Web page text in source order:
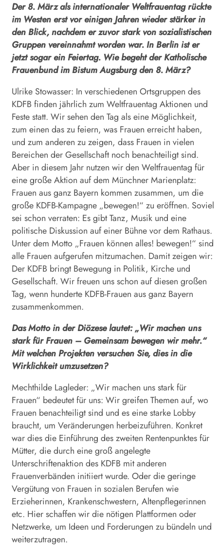
Der 8. März als internationaler Weltfrauentag rückte
im Westen erst vor einigen Jahren wieder stärker in
den Blick, nachdem er zuvor stark von sozialistischen
Gruppen vereinnahmt worden war. In Berlin ist er
jetzt sogar ein Feiertag. Wie begeht der Katholische
Frauenbund im Bistum Augsburg den 8. März?
Ulrike Stowasser: In verschiedenen Ortsgruppen des
KDFB finden jährlich zum Weltfrauentag Aktionen und
Feste statt. Wir sehen den Tag als eine Möglichkeit,
zum einen das zu feiern, was Frauen erreicht haben,
und zum anderen zu zeigen, dass Frauen in vielen
Bereichen der Gesellschaft noch benachteiligt sind.
Aber in diesem Jahr nutzen wir den Weltfrauentag für
eine große Aktion auf dem Münchner Marienplatz:
Frauen aus ganz Bayern kommen zusammen, um die
große KDFB-Kampagne „bewegen!“ zu eröffnen. Soviel
sei schon verraten: Es gibt Tanz, Musik und eine
politische Diskussion auf einer Bühne vor dem Rathaus.
Unter dem Motto „Frauen können alles! bewegen!“ sind
alle Frauen aufgerufen mitzumachen. Damit zeigen wir:
Der KDFB bringt Bewegung in Politik, Kirche und
Gesellschaft. Wir freuen uns schon auf diesen großen
Tag, wenn hunderte KDFB-Frauen aus ganz Bayern
zusammenkommen.
Das Motto in der Diözese lautet: „Wir machen uns
stark für Frauen – Gemeinsam bewegen wir mehr.“
Mit welchen Projekten versuchen Sie, dies in die
Wirklichkeit umzusetzen?
Mechthilde Lagleder: „Wir machen uns stark für
Frauen“ bedeutet für uns: Wir greifen Themen auf, wo
Frauen benachteiligt sind und es eine starke Lobby
braucht, um Veränderungen herbeizuführen. Konkret
war dies die Einführung des zweiten Rentenpunktes für
Mütter, die durch eine groß angelegte
Unterschriftenaktion des KDFB mit anderen
Frauenverbänden initiiert wurde. Oder die geringe
Vergütung von Frauen in sozialen Berufen wie
Erzieherinnen, Krankenschwestern, Altenpflegerinnen
etc. Hier schaffen wir die nötigen Plattformen oder
Netzwerke, um Ideen und Forderungen zu bündeln und
weiterzutragen.